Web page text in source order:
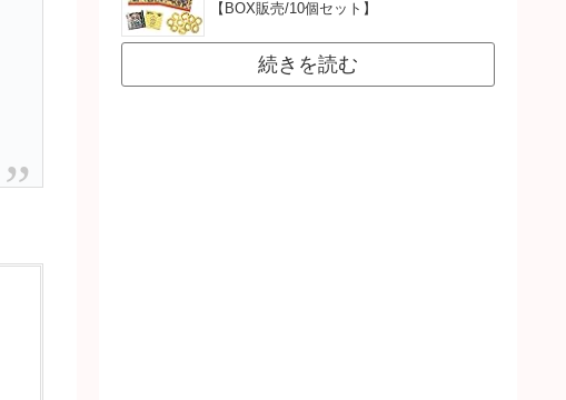
【BOX販売/10個セット】
続きを読む